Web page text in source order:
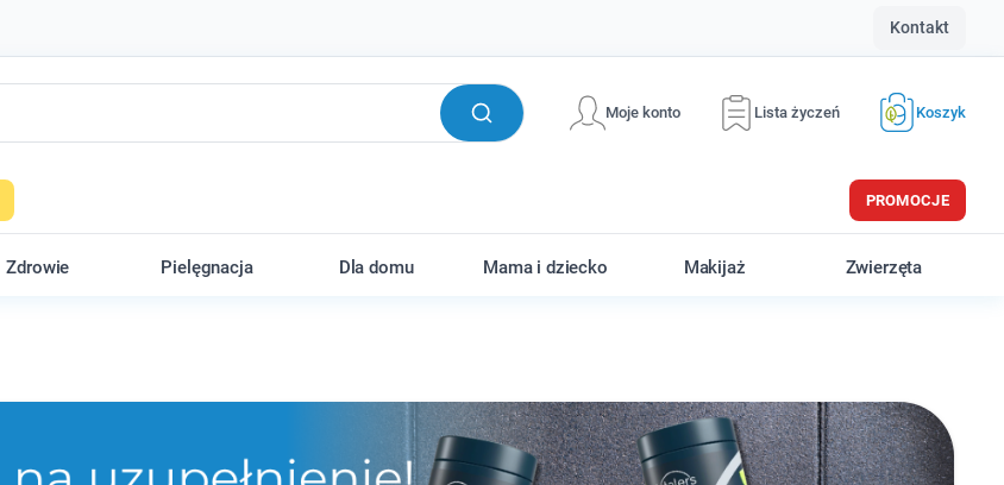
Kontakt
Moje konto Lista życzeń Koszyk
PROMOCJE
Zdrowie Pielęgnacja Dla domu Mama i dziecko Makijaż Zwierzęta